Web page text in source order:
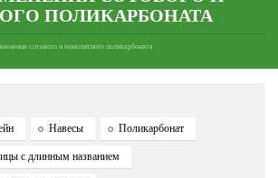
ПОЛИКАРБОНАТА
сотового и монолитного поликарбоната
Навесы Поликарбонат
с длинным названием